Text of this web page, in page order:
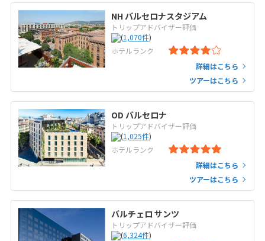
NH バルセロナスタジアム
トリップアドバイザー評価
(1,070件)
ホテルランク
詳細はこちら
ツアーはこちら
OD バルセロナ
トリップアドバイザー評価
(1,025件)
ホテルランク
詳細はこちら
ツアーはこちら
バルチェロ サンツ
トリップアドバイザー評価
(6,324件)